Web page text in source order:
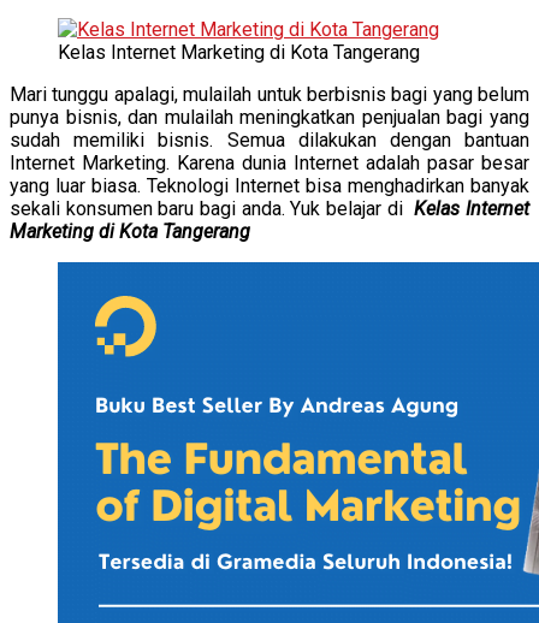
Kelas Internet Marketing di Kota Tangerang
Mari tunggu apalagi, mulailah untuk berbisnis bagi yang belum
punya bisnis, dan mulailah meningkatkan penjualan bagi yang
sudah memiliki bisnis. Semua dilakukan dengan bantuan
Internet Marketing. Karena dunia Internet adalah pasar besar
yang luar biasa. Teknologi Internet bisa menghadirkan banyak
sekali konsumen baru bagi anda. Yuk belajar diKelas Internet
Marketing di Kota Tangerang